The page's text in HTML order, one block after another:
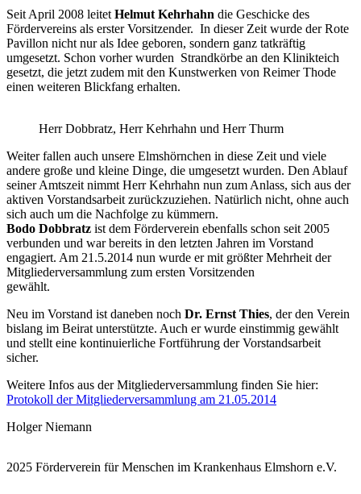
Seit April 2008 leitet Helmut Kehrhahn die Geschicke des
Fördervereins als erster Vorsitzender. In dieser Zeit wurde der Rote
Pavillon nicht nur als Idee geboren, sondern ganz tatkräftig
umgesetzt. Schon vorher wurden Strandkörbe an den Klinikteich
gesetzt, die jetzt zudem mit den Kunstwerken von Reimer Thode
einen weiteren Blickfang erhalten.
Herr Dobbratz, Herr Kehrhahn und Herr Thurm
Weiter fallen auch unsere Elmshörnchen in diese Zeit und viele
andere große und kleine Dinge, die umgesetzt wurden. Den Ablauf
seiner Amtszeit nimmt Herr Kehrhahn nun zum Anlass, sich aus der
aktiven Vorstandsarbeit zurückzuziehen. Natürlich nicht, ohne auch
sich auch um die Nachfolge zu kümmern.
Bodo Dobbratz ist dem Förderverein ebenfalls schon seit 2005
verbunden und war bereits in den letzten Jahren im Vorstand
engagiert. Am 21.5.2014 nun wurde er mit größter Mehrheit der
Mitgliederversammlung zum ersten Vorsitzenden
gewählt.
Neu im Vorstand ist daneben noch Dr. Ernst Thies, der den Verein
bislang im Beirat unterstützte. Auch er wurde einstimmig gewählt
und stellt eine kontinuierliche Fortführung der Vorstandsarbeit
sicher.
Weitere Infos aus der Mitgliederversammlung finden Sie hier:
Protokoll der Mitgliederversammlung am 21.05.2014
Holger Niemann
2025 Förderverein für Menschen im Krankenhaus Elmshorn e.V.